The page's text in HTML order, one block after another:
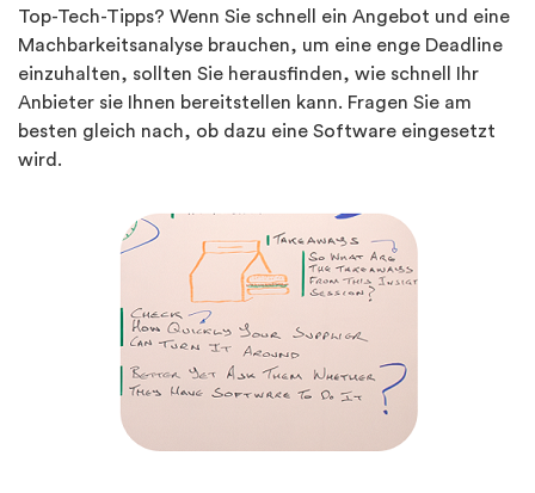
Top-Tech-Tipps? Wenn Sie schnell ein Angebot und eine
Machbarkeitsanalyse brauchen, um eine enge Deadline
einzuhalten, sollten Sie herausfinden, wie schnell Ihr
Anbieter sie Ihnen bereitstellen kann. Fragen Sie am
besten gleich nach, ob dazu eine Software eingesetzt
wird.